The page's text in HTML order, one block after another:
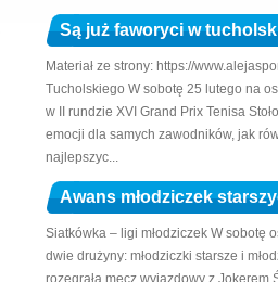
Są już faworyci w
Materiał ze strony: https://
Tucholskiego W sobotę 25 lutego na
w II rundzie XVI Grand Prix Tenisa
emocji dla samych zawodników, jak
najlepszyc...
Awans młodziczek
Siatkówka – ligi młodziczek W sobotę
dwie drużyny: młodziczki starsze i
rozegrała mecz wyjazdowy z Jokerem